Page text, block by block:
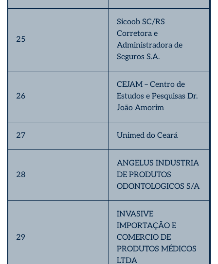
25
Sicoob SC/RS
Corretora e
Administradora de
Seguros S.A.
26
CEJAM – Centro de
Estudos e Pesquisas Dr.
João Amorim
27 Unimed do Ceará
28
ANGELUS INDUSTRIA
DE PRODUTOS
ODONTOLOGICOS S/A
29
INVASIVE
IMPORTAÇÃO E
COMERCIO DE
PRODUTOS MÉDICOS
LTDA